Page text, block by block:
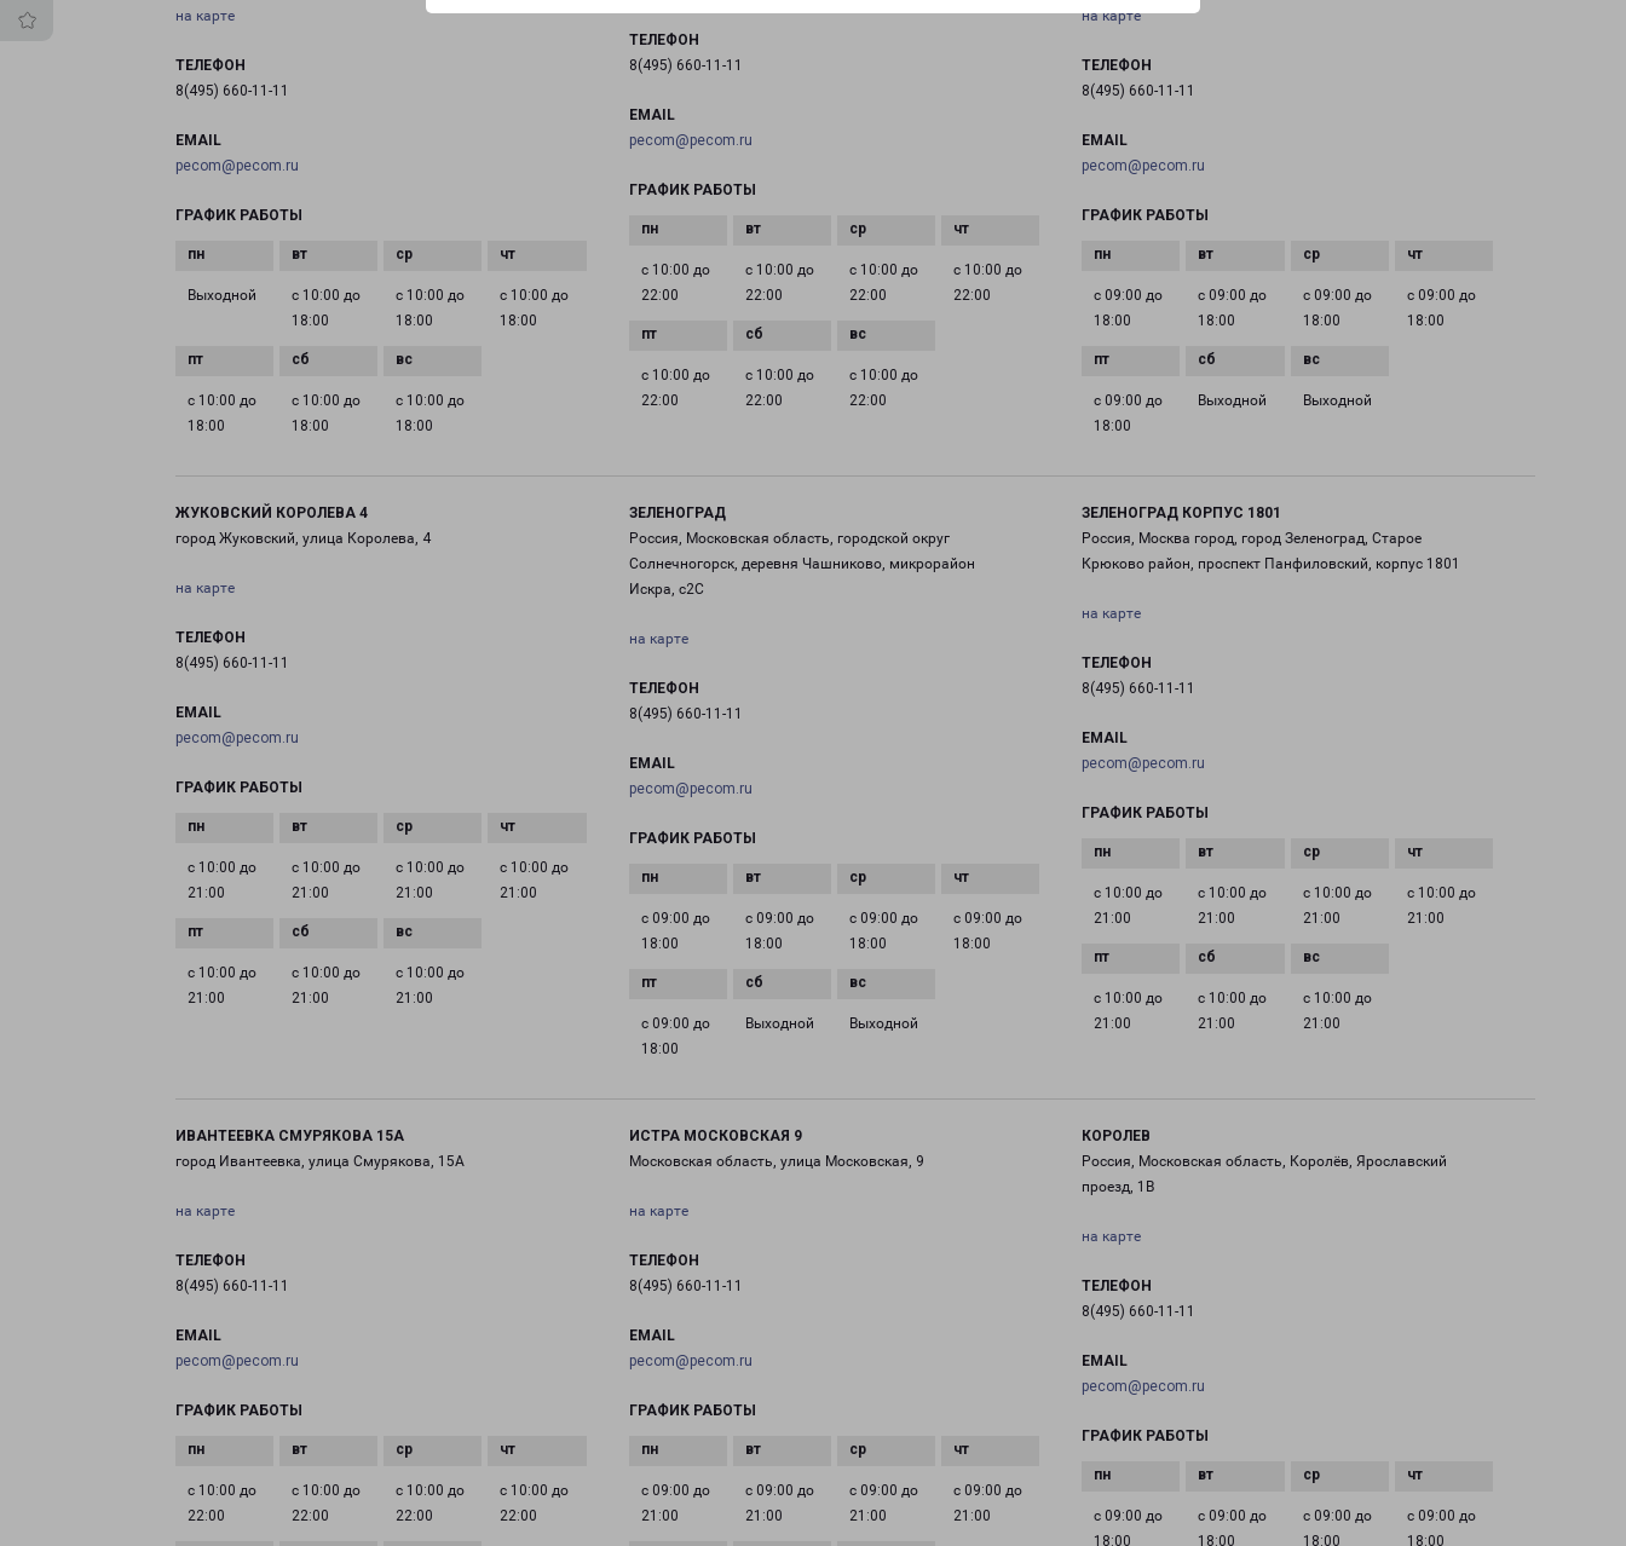
на карте
ТЕЛЕФОН
8(495) 660-11-11
EMAIL
pecom@pecom.ru
ГРАФИК РАБОТЫ
Выходной
с 10:00 до
18:00
с 10:00 до
18:00
с 10:00 до
18:00
с 10:00 до
18:00
с 10:00 до
18:00
с 10:00 до
18:00
ТЕЛЕФОН
8(495) 660-11-11
EMAIL
pecom@pecom.ru
ГРАФИК РАБОТЫ
с 10:00 до
22:00
с 10:00 до
22:00
с 10:00 до
22:00
с 10:00 до
22:00
с 10:00 до
22:00
с 10:00 до
22:00
с 10:00 до
22:00
на карте
ТЕЛЕФОН
8(495) 660-11-11
EMAIL
pecom@pecom.ru
ГРАФИК РАБОТЫ
с 09:00 до
18:00
с 09:00 до
18:00
с 09:00 до
18:00
с 09:00 до
18:00
с 09:00 до
18:00
Выходной Выходной
ЖУКОВСКИЙ КОРОЛЕВА 4
город Жуковский, улица Королева, 4
на карте
ТЕЛЕФОН
8(495) 660-11-11
EMAIL
pecom@pecom.ru
ГРАФИК РАБОТЫ
с 10:00 до
21:00
с 10:00 до
21:00
с 10:00 до
21:00
с 10:00 до
21:00
с 10:00 до
21:00
с 10:00 до
21:00
с 10:00 до
21:00
ЗЕЛЕНОГРАД
Россия, Московская область, городской округ
Солнечногорск, деревня Чашниково, микрорайон
Искра, с2С
на карте
ТЕЛЕФОН
8(495) 660-11-11
EMAIL
pecom@pecom.ru
ГРАФИК РАБОТЫ
с 09:00 до
18:00
с 09:00 до
18:00
с 09:00 до
18:00
с 09:00 до
18:00
с 09:00 до
18:00
Выходной Выходной
ЗЕЛЕНОГРАД КОРПУС 1801
Россия, Москва город, город Зеленоград, Старое
Крюково район, проспект Панфиловский, корпус 1801
на карте
ТЕЛЕФОН
8(495) 660-11-11
EMAIL
pecom@pecom.ru
ГРАФИК РАБОТЫ
с 10:00 до
21:00
с 10:00 до
21:00
с 10:00 до
21:00
с 10:00 до
21:00
с 10:00 до
21:00
с 10:00 до
21:00
с 10:00 до
21:00
ИВАНТЕЕВКА СМУРЯКОВА 15А
город Ивантеевка, улица Смурякова, 15А
на карте
ТЕЛЕФОН
8(495) 660-11-11
EMAIL
pecom@pecom.ru
ГРАФИК РАБОТЫ
с 10:00 до
22:00
с 10:00 до
22:00
с 10:00 до
22:00
с 10:00 до
22:00
ИСТРА МОСКОВСКАЯ 9
Московская область, улица Московская, 9
на карте
ТЕЛЕФОН
8(495) 660-11-11
EMAIL
pecom@pecom.ru
ГРАФИК РАБОТЫ
с 09:00 до
21:00
с 09:00 до
21:00
с 09:00 до
21:00
с 09:00 до
21:00
КОРОЛЕВ
Россия, Московская область, Королёв, Ярославский
проезд, 1В
на карте
ТЕЛЕФОН
8(495) 660-11-11
EMAIL
pecom@pecom.ru
ГРАФИК РАБОТЫ
с 09:00 до
18:00
с 09:00 до
18:00
с 09:00 до
18:00
с 09:00 до
18:00